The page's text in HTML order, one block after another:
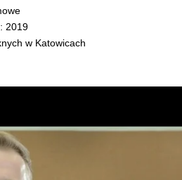
2019
w Katowicach